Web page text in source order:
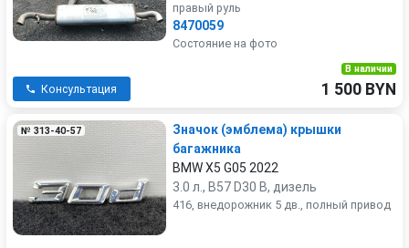
правый руль
8470059
Состояние на фото
Консультация
В наличии
1 500 BYN
№ 313-40-57
Значок (эмблема) крышки
багажника
BMW X5 G05 2022
3.0 л., B57 D30 B, дизель
416, внедорожник 5 дв., полный привод